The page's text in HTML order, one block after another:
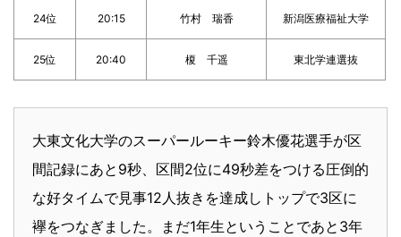
24位 20:15 竹村 瑞香 新潟医療福祉大学
25位 20:40 榎 千遥 東北学連選抜
大東文化大学のスーパールーキー鈴木優花選手が区
間記録にあと9秒、区間2位に49秒差をつける圧倒的
な好タイムで見事12人抜きを達成しトップで3区に
襷をつなぎました。まだ1年生ということであと3年